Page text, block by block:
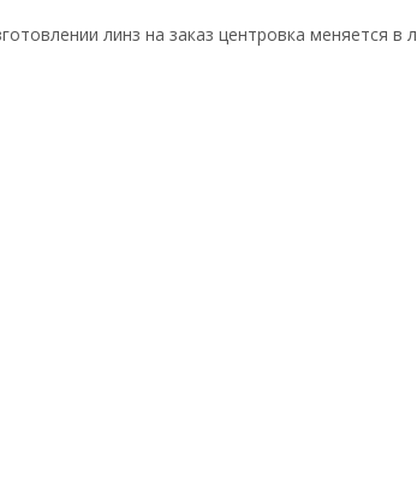
линз на заказ центровка меняется в